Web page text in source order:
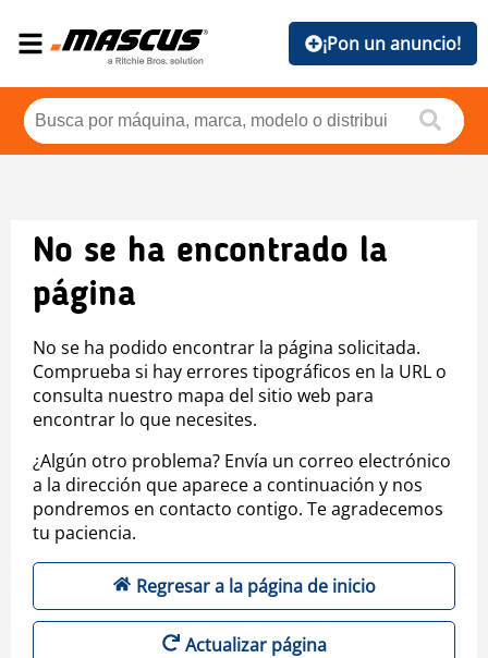
¡Pon un anuncio!
No se ha encontrado la
página
No se ha podido encontrar la página solicitada.
Comprueba si hay errores tipográficos en la URL o
consulta nuestro mapa del sitio web para
encontrar lo que necesites.
¿Algún otro problema? Envía un correo electrónico
a la dirección que aparece a continuación y nos
pondremos en contacto contigo. Te agradecemos
tu paciencia.
Regresar a la página de inicio
Actualizar página